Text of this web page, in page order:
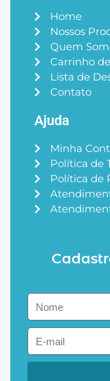
Home
Nossos
Quem
Carrinho
Lista de
Contato
Ajuda
Minha
Política de
Política de